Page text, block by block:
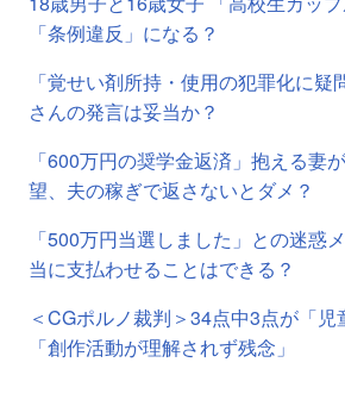
「条例違反」になる？
「覚せい剤所持・使用の犯罪化に疑
さんの発言は妥当か？
「600万円の奨学金返済」抱える妻
望、夫の稼ぎで返さないとダメ？
「500万円当選しました」との迷
当に支払わせることはできる？
＜CGポルノ裁判＞34点中3点が「児
「創作活動が理解されず残念」